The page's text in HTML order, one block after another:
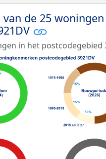
van de 25
in het postcodegebied